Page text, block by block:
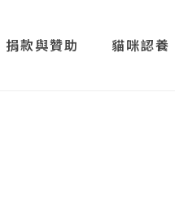
捐款與贊助 貓咪認養